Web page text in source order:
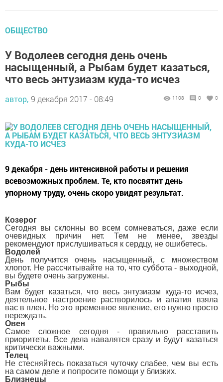
ОБЩЕСТВО
У Водолеев сегодня день очень
насыщенный, а Рыбам будет казаться,
что весь энтузиазм куда-то исчез
автор, 9 декабря 2017 - 08:49 1108 0 0
9 декабря - день интенсивной работы и решения
всевозможных проблем. Те, кто посвятит день
упорному труду, очень скоро увидят результат.
Козерог
Сегодня вы склонны во всем сомневаться, даже если
очевидных причин нет. Тем не менее, звезды
рекомендуют прислушиваться к сердцу, не ошибетесь.
Водолей
День получится очень насыщенный, с множеством
хлопот. Не рассчитывайте на то, что суббота - выходной,
вы будете очень загружены.
Рыбы
Вам будет казаться, что весь энтузиазм куда-то исчез,
деятельное настроение растворилось и апатия взяла
вас в плен. Но это временное явление, его нужно просто
переждать.
Овен
Самое сложное сегодня - правильно расставить
приоритеты. Все дела навалятся сразу и будут казаться
критически важными.
Телец
Не стесняйтесь показаться чуточку слабее, чем вы есть
на самом деле и попросите помощи у близких.
Близнецы